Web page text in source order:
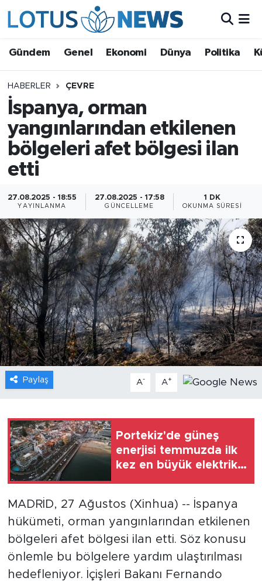
Gündem Genel Ekonomi Dünya Politika
HABERLER ÇEVRE
İspanya, orman
yangınlarından etkilenen
bölgeleri afet bölgesi ilan
etti
27.08.2025 - 18:55
YAYINLANMA
27.08.2025 - 17:58
GÜNCELLEME
1 DK
OKUNMA SÜRESI
Paylaş A- A+
Portekiz'de güneş
enerjisi temmuzda ilk
kez en büyük elektrik
MADRİD, 27 Ağustos (Xinhua) -- İspanya
hükümeti, orman yangınlarından etkilenen
bölgeleri afet bölgesi ilan etti. Söz konusu
önlemle bu bölgelere yardım ulaştırılması
hedefleniyor. İçişleri Bakanı Fernando
Ekonomi
Dünya
Politika
Kültür - Sanat ve Tarih
Yaşam
Bilim ve Teknoloji
Çin Fuarları
Gündem
Video
Sağlık
Foto Haber
Xinhua Türkiye
Seyahat